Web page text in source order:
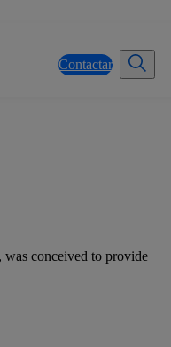
Contactar
was conceived to provide